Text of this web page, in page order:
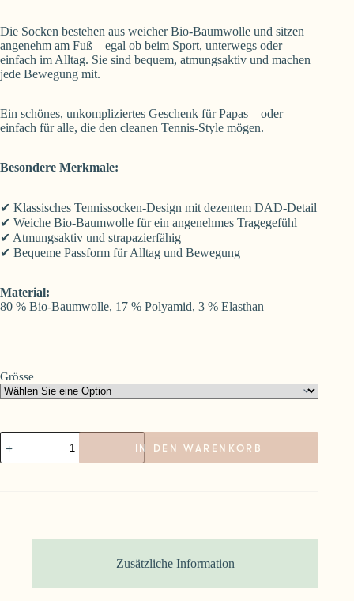
Die Socken bestehen aus weicher Bio-Baumwolle und sitzen
angenehm am Fuß – egal ob beim Sport, unterwegs oder
einfach im Alltag. Sie sind bequem, atmungsaktiv und machen
jede Bewegung mit.
Ein schönes, unkompliziertes Geschenk für Papas – oder
einfach für alle, die den cleanen Tennis-Style mögen.
Besondere Merkmale:
✔ Klassisches Tennissocken-Design mit dezentem DAD-Detail
✔ Weiche Bio-Baumwolle für ein angenehmes Tragegefühl
✔ Atmungsaktiv und strapazierfähig
✔ Bequeme Passform für Alltag und Bewegung
Material:
80 % Bio-Baumwolle, 17 % Polyamid, 3 % Elasthan
Grösse
Socken
Dad
Menge
IN DEN WARENKORB
Zusätzliche Information